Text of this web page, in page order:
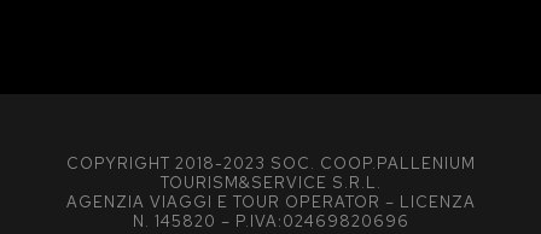
COPYRIGHT 2018-2023 SOC. COOP.PALLENIUM
TOURISM&SERVICE S.R.L.
AGENZIA VIAGGI E TOUR OPERATOR – LICENZA
N. 145820 – P.IVA:02469820696